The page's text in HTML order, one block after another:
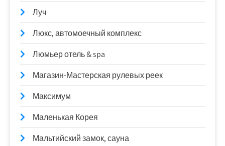
Луч
Люкс, автомоечный комплекс
Люмьер отель & spa
Магазин-Мастерская рулевых реек
Максимум
Маленькая Корея
Мальтийский замок, сауна